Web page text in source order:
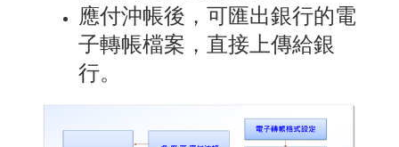
應付沖帳後，可匯出銀行的電
子轉帳檔案，直接上傳給銀
行。